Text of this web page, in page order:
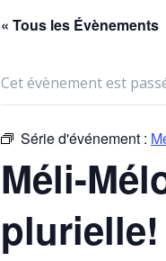
« Tous les Évènements
Cet évènement est
Série d'événement :
Méli-
plurielle!